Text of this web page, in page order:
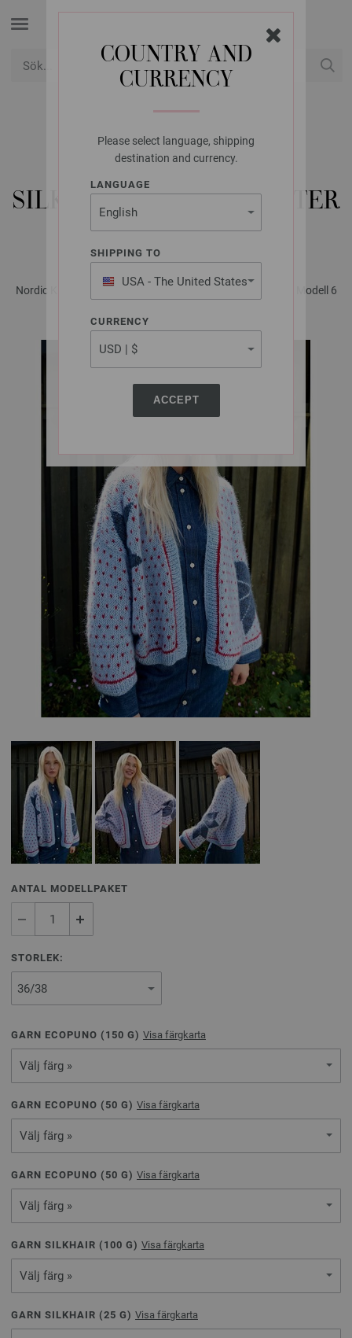
COUNTRY AND
CURRENCY
Please select language, shipping
destination and currency.
LANGUAGE
SHIPPING TO
USA - The United States
of America
CURRENCY
ACCEPT
LANA GROSSA
JACKA ECOPUNO &
SILKHAIR - STICKMÖNSTER
(NO)
Nordic Knits No. 3 - Magasin (DE) + Instruksjonsdel (NO) | Modell 6
ANTAL MODELLPAKET
STORLEK:
GARN ECOPUNO ( 150 G) Visa färgkarta
Välj färg »
GARN ECOPUNO ( 50 G) Visa färgkarta
Välj färg »
GARN ECOPUNO ( 50 G) Visa färgkarta
Välj färg »
GARN SILKHAIR ( 100 G) Visa färgkarta
Välj färg »
GARN SILKHAIR (25 G) Visa färgkarta